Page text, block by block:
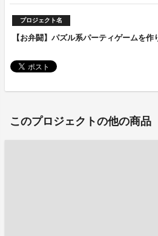
プロジェクト名
【お弁闘】パズル系パーティゲームを作
このプロジェクトの他の商品